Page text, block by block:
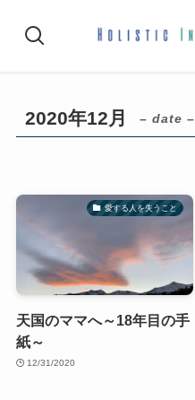
2020年12月 – date –
愛する人を失うこと
天国のママへ～18年目の手
紙～
12/31/2020